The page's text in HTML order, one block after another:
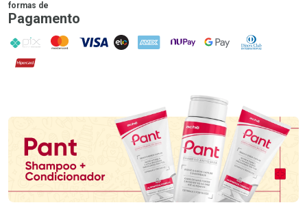
formas de
Pagamento
PIX MasterCard
VISA ELO AMEX NuPay Google PayDiners Club
Hipercard
Promoção em Destaque